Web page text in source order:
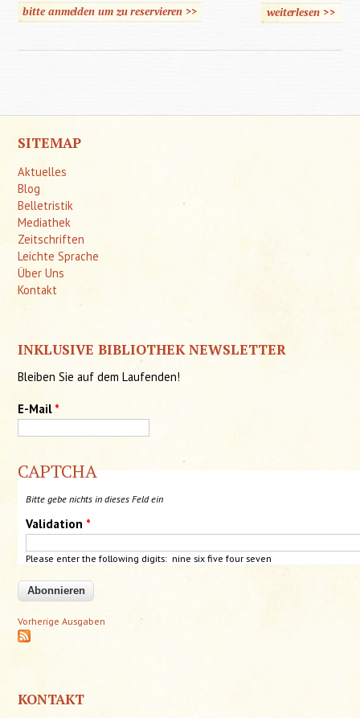
bitte anmelden um zu reservieren >> weiterlesen>>
SITEMAP
Aktuelles
Blog
Belletristik
Mediathek
Zeitschriften
Leichte Sprache
Über Uns
Kontakt
INKLUSIVE BIBLIOTHEK NEWSLETTER
Bleiben Sie auf dem Laufenden!
E-Mail *
CAPTCHA
Bitte gebe nichts in dieses Feld ein
Validation *
Please enter the following digits: nine six five four seven
Vorherige Ausgaben
KONTAKT